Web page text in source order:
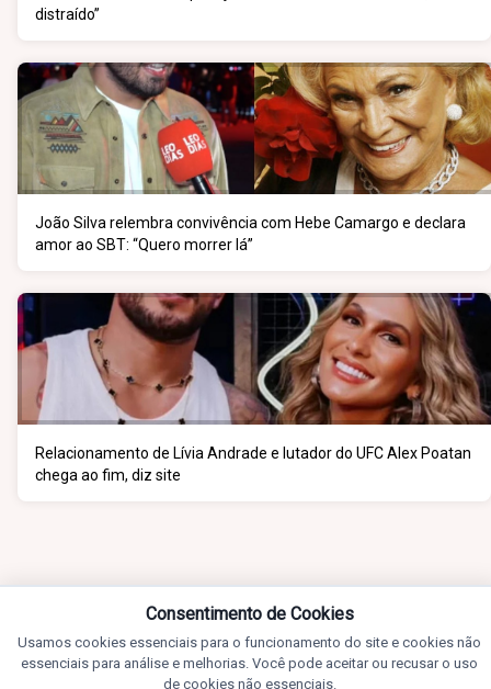
distraído”
João Silva relembra convivência com Hebe Camargo e declara
amor ao SBT: “Quero morrer lá”
Relacionamento de Lívia Andrade e lutador do UFC Alex Poatan
chega ao fim, diz site
Consentimento de Cookies
Usamos cookies essenciais para o funcionamento do site e cookies não
essenciais para análise e melhorias. Você pode aceitar ou recusar o uso
de cookies não essenciais.